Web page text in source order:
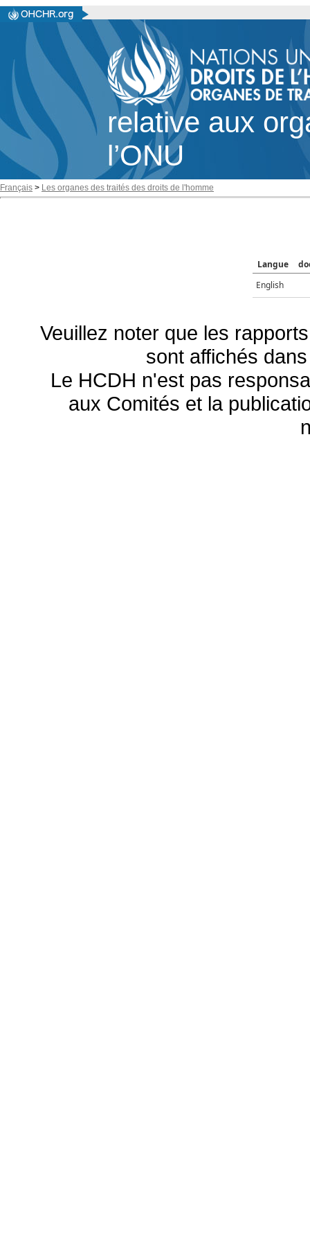
relative aux
l’ONU
Français > Les organes des traités des droits de l'homme
Langue
English
Veuillez noter que les
sont affichés
Le HCDH n'est pas
aux Comités et la